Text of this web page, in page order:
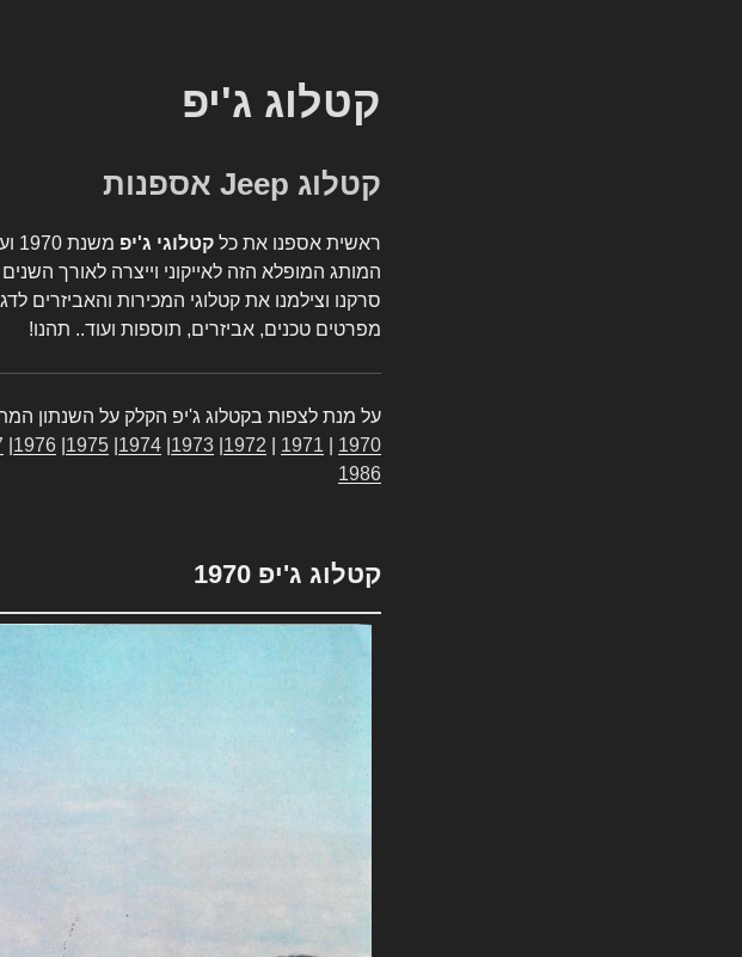
קטלוג ג'יפ
קטלוג Jeep אספנות
ראשית אספנו את כל קטלוגי ג'יפ
המותג המופלא הזה לאייקוני וייצרה לאורך
סרקנו וצילמנו את קטלוגי המכירות והאביזרים
מפרטים טכנים, אביזרים, תוספות ועוד.. תהנו!
על מנת לצפות בקטלוג ג'יפ הקלק על השנתון
1970
1971
1972
1973
1974
1975
1976
1986
קטלוג ג'יפ 1970